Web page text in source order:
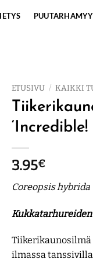
ETUSIVU / KAIKKI
‘Incredible!
3.95€
Coreopsis hybrida
Kukkatarhureiden
ilmassa